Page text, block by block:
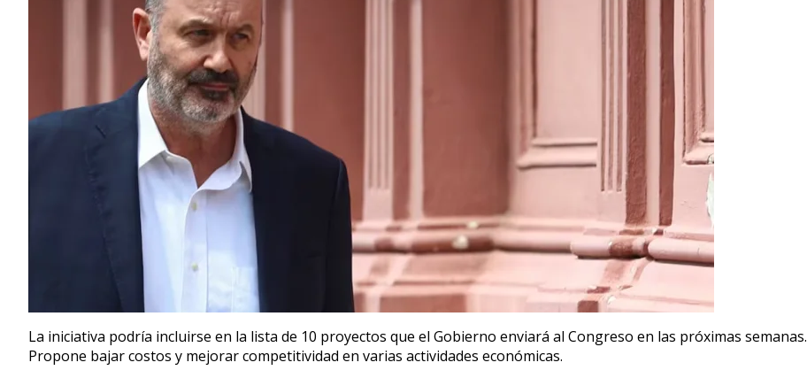
La iniciativa podría incluirse en la lista de 10 proyectos que el Gobierno enviará al Congreso en las próximas semanas.
Propone bajar costos y mejorar competitividad en varias actividades económicas.